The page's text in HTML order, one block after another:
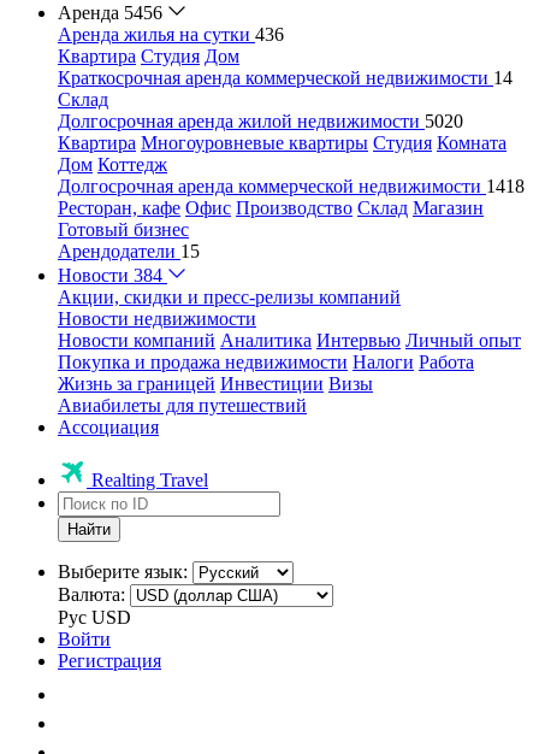
Аренда 5456
Аренда жилья на сутки 436
Квартира Студия Дом
Краткосрочная аренда коммерческой недвижимости 14
Склад
Долгосрочная аренда жилой недвижимости 5020
Квартира Многоуровневые квартиры Студия Комната
Дом Коттедж
Долгосрочная аренда коммерческой недвижимости 1418
Ресторан, кафе Офис Производство Склад Магазин
Готовый бизнес
Арендодатели 15
Новости 384
Акции, скидки и пресс-релизы компаний
Новости недвижимости
Новости компаний Аналитика Интервью Личный опыт
Покупка и продажа недвижимости Налоги Работа
Жизнь за границей Инвестиции Визы
Авиабилеты для путешествий
Ассоциация
Realting Travel
Найти
Выберите язык:
Валюта:
Рус USD
Войти
Регистрация